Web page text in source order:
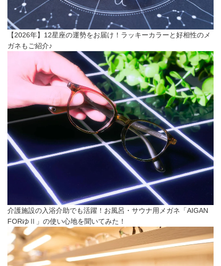
【2026年】12星座の運勢をお届け！ラッキーカラーと好相性のメ
ガネもご紹介♪
介護施設の入浴介助でも活躍！お風呂・サウナ用メガネ「AIGAN
FORゆⅡ」の使い心地を聞いてみた！